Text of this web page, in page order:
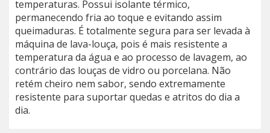
temperaturas. Possui isolante térmico,
permanecendo fria ao toque e evitando assim
queimaduras. É totalmente segura para ser levada à
máquina de lava-louça, pois é mais resistente a
temperatura da água e ao processo de lavagem, ao
contrário das louças de vidro ou porcelana. Não
retém cheiro nem sabor, sendo extremamente
resistente para suportar quedas e atritos do dia a
dia.